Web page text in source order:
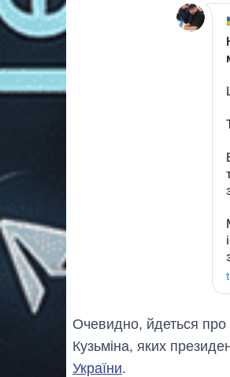
Очевидно, йдеться про
Кузьміна, яких
України.